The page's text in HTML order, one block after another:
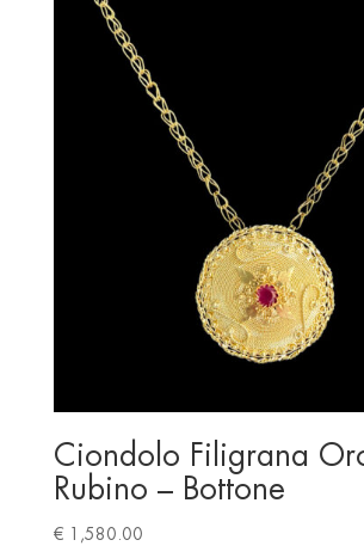
Ciondolo Filigrana
Rubino – Bottone
€ 1,580.00